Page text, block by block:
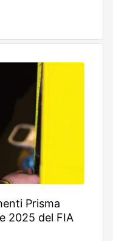
Prisma
2025 del FIA